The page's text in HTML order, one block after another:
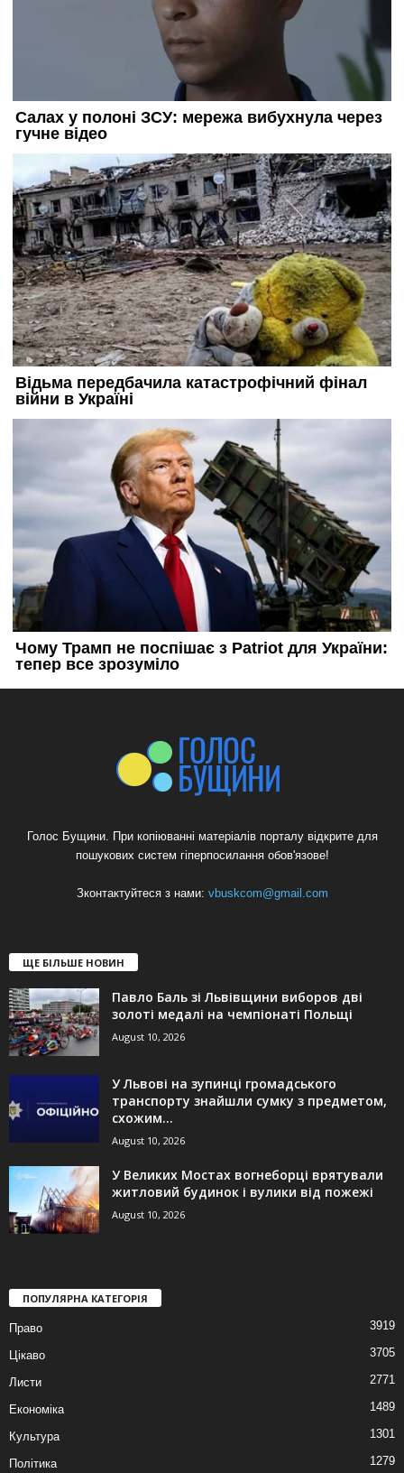
Голос Бущини. При копіюванні матеріалів порталу відкрите для
пошукових систем гіперпосилання обов'язове!
Зконтактуйтеся з нами: vbuskcom@gmail.com
ЩЕ БІЛЬШЕ НОВИН
Павло Баль зі Львівщини виборов дві
золоті медалі на чемпіонаті Польщі
August 10, 2026
У Львові на зупинці громадського
транспорту знайшли сумку з предметом,
схожим...
August 10, 2026
У Великих Мостах вогнеборці врятували
житловий будинок і вулики від пожежі
August 10, 2026
ПОПУЛЯРНА КАТЕГОРІЯ
Право 3919
Цікаво 3705
Листи 2771
Економіка 1489
Культура 1301
Політика 1279